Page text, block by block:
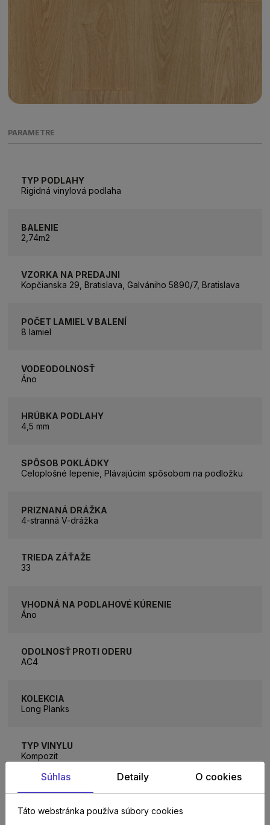
PARAMETRE
TYP PODLAHY
Rigidná vinylová podlaha
BALENIE
2,74m2
VZORKA NA PREDAJNI
Kopčianska 29, Bratislava, Galvániho 5890/7, Bratislava
POČET LAMIEL V BALENÍ
8 lamiel
VODEODOLNOSŤ
Áno
HRÚBKA PODLAHY
4,5 mm
SPÔSOB POKLÁDKY
Celoplošné lepenie, Plávajúcim spôsobom na podložku
PRIZNANÁ DRÁŽKA
4-stranná V-drážka
TRIEDA ZÁŤAŽE
33
VHODNÁ NA PODLAHOVÉ KÚRENIE
Áno
ODOLNOSŤ PROTI ODERU
AC4
KOLEKCIA
Long Planks
TYP VINYLU
Kompozit
HRÚBKA NÁŠĽAPNEJ VRSTVY
Súhlas Detaily O cookies
Táto webstránka používa súbory cookies